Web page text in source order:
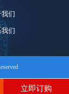
们
们
立即订购